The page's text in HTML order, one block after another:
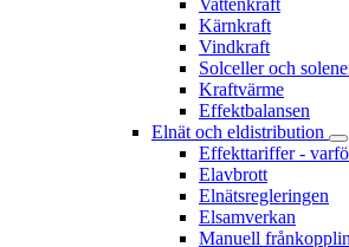
Vattenkraft
Kärnkraft
Vindkraft
Solceller och
Kraftvärme
Effektbalansen
Elnät och eldistribution
Effekttariffer -
Elavbrott
Elnätsregleringen
Elsamverkan
Manuell